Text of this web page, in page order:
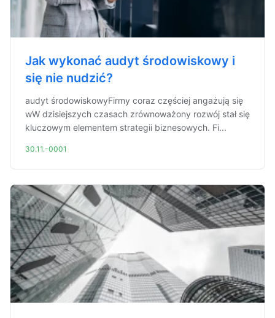
Jak wykonać audyt środowiskowy i
się nie nudzić?
audyt środowiskowyFirmy coraz częściej angażują się
wW dzisiejszych czasach zrównoważony rozwój stał się
kluczowym elementem strategii biznesowych. Fi...
30.11.-0001